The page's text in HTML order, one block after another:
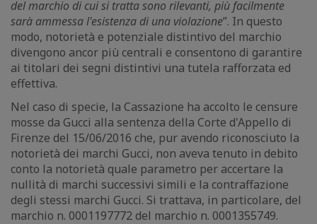
del marchio di cui si tratta sono rilevanti, più facilmente
sarà ammessa l'esistenza di una violazione”. In questo
modo, notorietà e potenziale distintivo del marchio
divengono ancor più centrali e consentono di garantire
ai titolari dei segni distintivi una tutela rafforzata ed
effettiva.
Nel caso di specie, la Cassazione ha accolto le censure
mosse da Gucci alla sentenza della Corte d'Appello di
Firenze del 15/06/2016 che, pur avendo riconosciuto la
notorietà dei marchi Gucci, non aveva tenuto in debito
conto la notorietà quale parametro per accertare la
nullità di marchi successivi simili e la contraffazione
degli stessi marchi Gucci. Si trattava, in particolare, del
marchio n. 0001197772 del marchio n. 0001355749.